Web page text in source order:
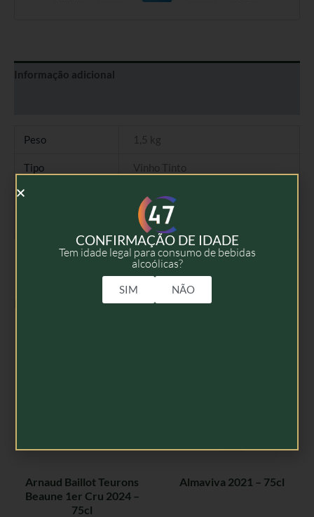
Informação adicional
Peso 1,5 kg
Tipo Vinho Tinto
Colheita 2021
75cl
Produtos Relacionados
Arnaud Baillot Teurons
Beaune 1er Cru 2024 –
75cl
Almaviva 2021 – 75cl
CONFIRMAÇÃO DE IDADE
Tem idade legal para consumo de bebidas
alcoólicas?
SIM NÃO